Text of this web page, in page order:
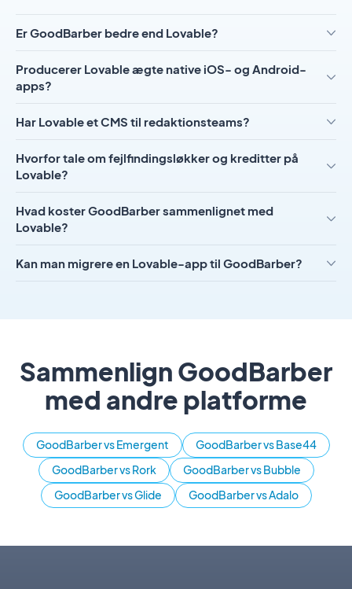
Er GoodBarber bedre end Lovable?
Producerer Lovable ægte native iOS- og Android-
apps?
Har Lovable et CMS til redaktionsteams?
Hvorfor tale om fejlfindingsløkker og kreditter på
Lovable?
Hvad koster GoodBarber sammenlignet med
Lovable?
Kan man migrere en Lovable-app til GoodBarber?
Sammenlign GoodBarber
med andre platforme
GoodBarber vs Emergent
GoodBarber vs Base44
GoodBarber vs Rork
GoodBarber vs Bubble
GoodBarber vs Glide
GoodBarber vs Adalo